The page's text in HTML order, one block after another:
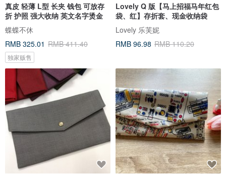
真皮 轻薄 L型 长夹 钱包 可放存
折 护照 强大收纳 英文名字烫金
蝶蝶不休
RMB 325.01 RMB 411.40
独家贩售
Lovely Q 版【马上招福马年红包
袋、红】存折套、现金收纳袋
Lovely 乐芙妮
RMB 96.98 RMB 110.20